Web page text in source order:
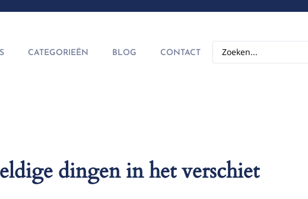
CATEGORIEËN BLOG CONTACT
dingen in het verschiet